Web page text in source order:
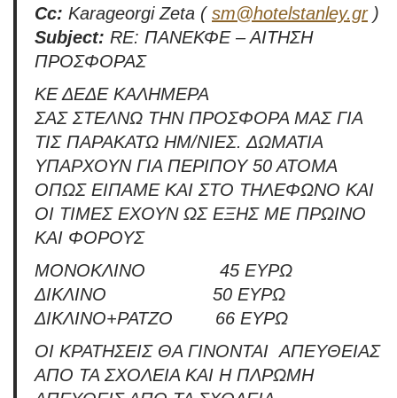
Cc: Karageorgi Zeta ( sm@hotelstanley.gr)
Subject: RE: ΠΑΝΕΚΦΕ – ΑΙΤΗΣΗ
ΠΡΟΣΦΟΡΑΣ
ΚΕ ΔΕΔΕ ΚΑΛΗΜΕΡΑ
ΣΑΣ ΣΤΕΛΝΩ ΤΗΝ ΠΡΟΣΦΟΡΑ ΜΑΣ ΓΙΑ
ΤΙΣ ΠΑΡΑΚΑΤΩ ΗΜ/ΝΙΕΣ. ΔΩΜΑΤΙΑ
ΥΠΑΡΧΟΥΝ ΓΙΑ ΠΕΡΙΠΟΥ 50 ΑΤΟΜΑ
ΟΠΩΣ ΕΙΠΑΜΕ ΚΑΙ ΣΤΟ ΤΗΛΕΦΩΝΟ ΚΑΙ
ΟΙ ΤΙΜΕΣ ΕΧΟΥΝ ΩΣ ΕΞΗΣ ΜΕ ΠΡΩΙΝΟ
ΚΑΙ ΦΟΡΟΥΣ
ΜΟΝΟΚΛΙΝΟ 45 ΕΥΡΩ
ΔΙΚΛΙΝΟ 50 ΕΥΡΩ
ΔΙΚΛΙΝΟ+ΡΑΤΖΟ 66 ΕΥΡΩ
ΟΙ ΚΡΑΤΗΣΕΙΣ ΘΑ ΓΙΝΟΝΤΑΙ ΑΠΕΥΘΕΙΑΣ
ΑΠΟ ΤΑ ΣΧΟΛΕΙΑ ΚΑΙ Η ΠΛΡΩΜΗ